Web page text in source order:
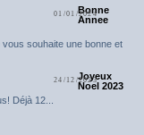
01/01/2024
Bonne
Annee
vous souhaite une bonne et
24/12/2023
Joyeux
Noel 2023
Déjà 12...